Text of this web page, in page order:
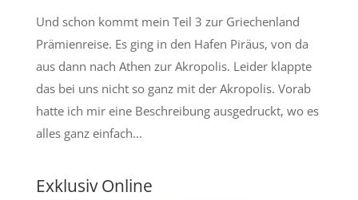
Und schon kommt mein Teil 3 zur Griechenland
Prämienreise. Es ging in den Hafen Piräus, von da
aus dann nach Athen zur Akropolis. Leider klappte
das bei uns nicht so ganz mit der Akropolis. Vorab
hatte ich mir eine Beschreibung ausgedruckt, wo es
alles ganz einfach...
Exklusiv Online